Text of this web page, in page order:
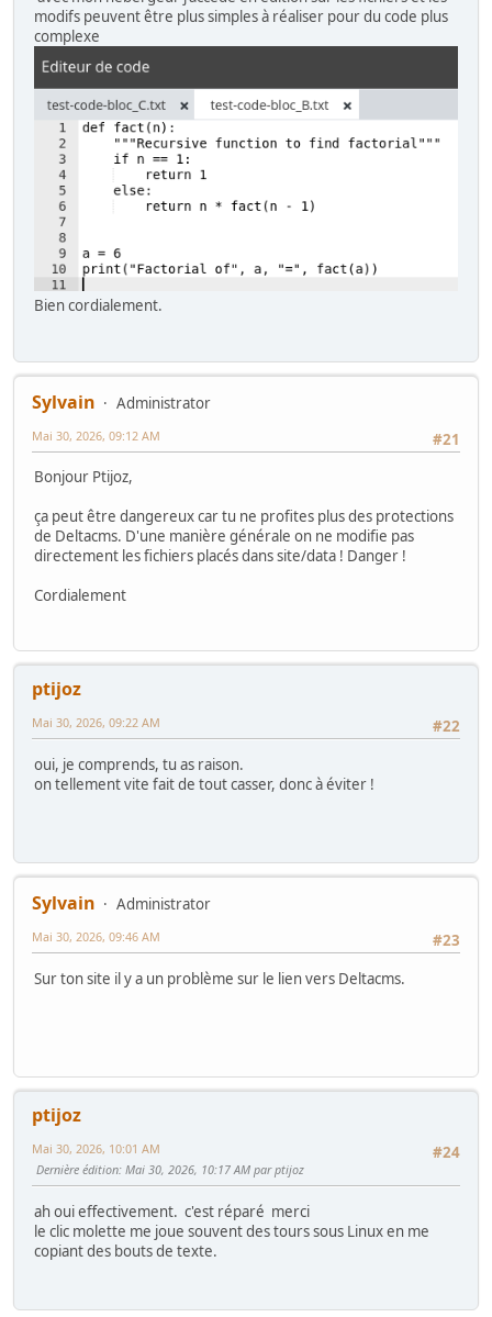
modifs peuvent être plus simples à réaliser pour du code plus
complexe
Bien cordialement.
Sylvain
Administrator
#21
Mai 30, 2026, 09:12 AM
Bonjour Ptijoz,
ça peut être dangereux car tu ne profites plus des protections
de Deltacms. D'une manière générale on ne modifie pas
directement les fichiers placés dans site/data ! Danger !
Cordialement
ptijoz
#22
Mai 30, 2026, 09:22 AM
oui, je comprends, tu as raison.
on tellement vite fait de tout casser, donc à éviter !
Sylvain
Administrator
#23
Mai 30, 2026, 09:46 AM
Sur ton site il y a un problème sur le lien vers Deltacms.
ptijoz
#24
Mai 30, 2026, 10:01 AM
Dernière édition: Mai 30, 2026, 10:17 AM par ptijoz
ah oui effectivement. c'est réparé merci
le clic molette me joue souvent des tours sous Linux en me
copiant des bouts de texte.